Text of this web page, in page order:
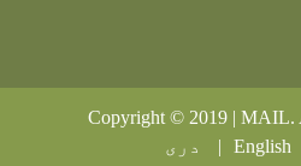
Copyright © 2019 | MAIL.
English
دری